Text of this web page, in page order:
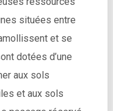
situées entre
et se
dotées d’une
aux sols
et aux sols